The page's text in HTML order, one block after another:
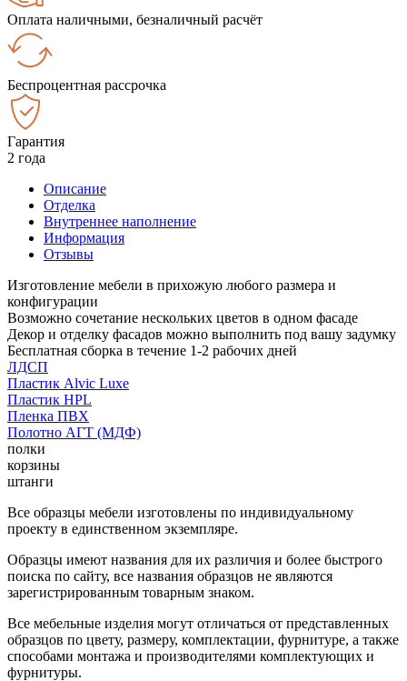
Оплата наличными, безналичный расчёт
Беспроцентная рассрочка
Гарантия
2 года
Описание
Отделка
Внутреннее наполнение
Информация
Отзывы
Изготовление мебели в прихожую любого размера и
конфигурации
Возможно сочетание нескольких цветов в одном фасаде
Декор и отделку фасадов можно выполнить под вашу задумку
Бесплатная сборка в течение 1-2 рабочих дней
ЛДСП
Пластик Alvic Luxe
Пластик HPL
Пленка ПВХ
Полотно АГТ (МДФ)
полки
корзины
штанги
Все образцы мебели изготовлены по индивидуальному
проекту в единственном экземпляре.
Образцы имеют названия для их различия и более быстрого
поиска по сайту, все названия образцов не являются
зарегистрированным товарным знаком.
Все мебельные изделия могут отличаться от представленных
образцов по цвету, размеру, комплектации, фурнитуре, а также
способами монтажа и производителями комплектующих и
фурнитуры.